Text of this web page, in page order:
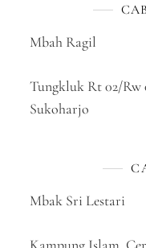
Mbah Ragil
Tungkluk Rt 02/Rw
Sukoharjo
Mbak Sri Lestari